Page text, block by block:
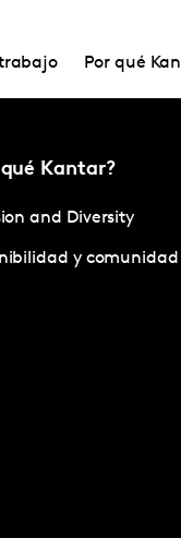
Por qué
Kantar?
and Diversity
y comunidad